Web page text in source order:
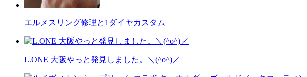
エルメスリング修理と1ダイヤカスタム
L.ONE 大阪やっと発見しました。＼(^o^)／